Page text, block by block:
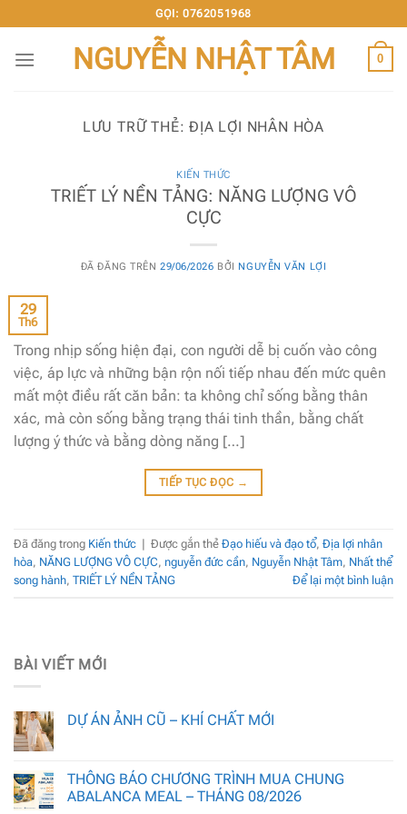
đến
nội
GỌI: 0762051968
NGUYỄN NHẬT TÂM 0
LƯU TRỮ THẺ:ĐỊA LỢI NHÂN HÒA
KIẾN THỨC
TRIẾT LÝ NỀN TẢNG: NĂNG LƯỢNG VÔ
CỰC
ĐÃ ĐĂNG TRÊN 29/06/2026 BỞI NGUYỄN VĂN LỢI
29
Th6
Trong nhịp sống hiện đại, con người dễ bị cuốn vào công
việc, áp lực và những bận rộn nối tiếp nhau đến mức quên
mất một điều rất căn bản: ta không chỉ sống bằng thân
xác, mà còn sống bằng trạng thái tinh thần, bằng chất
lượng ý thức và bằng dòng năng […]
TIẾP TỤC ĐỌC →
Đã đăng trong Kiến thức Được gắn thẻ Đạo hiếu và đạo tổ, Địa lợi nhân
hòa, NĂNG LƯỢNG VÔ CỰC, nguyễn đức cần, Nguyễn Nhật Tâm, Nhất thể
song hành, TRIẾT LÝ NỀN TẢNG Để lại một bình luận
BÀI VIẾT MỚI
DỰ ÁN ẢNH CŨ – KHÍ CHẤT MỚI
THÔNG BÁO CHƯƠNG TRÌNH MUA CHUNG
ABALANCA MEAL – THÁNG 08/2026